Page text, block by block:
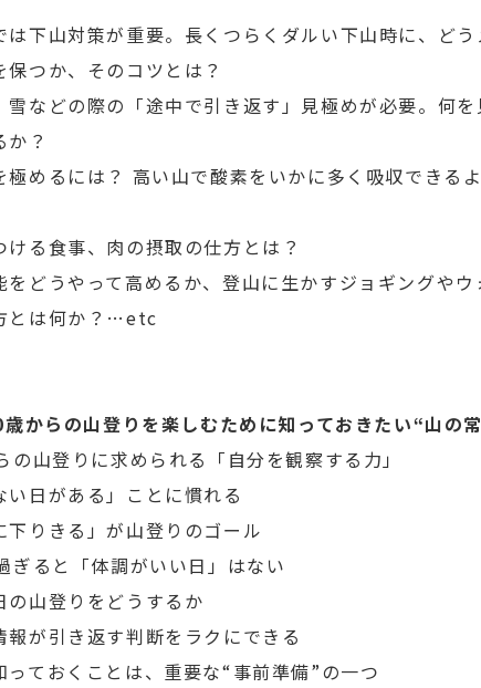
下山対策が重要。長くつらくダルい下山時に、ど
保つか、そのコツとは？
などの際の「途中で引き返す」見極めが必要。何を
か？
めるには？ 高い山で酸素をいかに多く吸収できる
る食事、肉の摂取の仕方とは？
どうやって高めるか、登山に生かすジョギングやウ
とは何か？…etc
からの山登りを楽しむために知っておきたい“山の
の山登りに求められる「自分を観察する力」
い日がある」ことに慣れる
下りきる」が山登りのゴール
ぎると「体調がいい日」はない
の山登りをどうするか
報が引き返す判断をラクにできる
っておくことは、重要な“事前準備”の一つ